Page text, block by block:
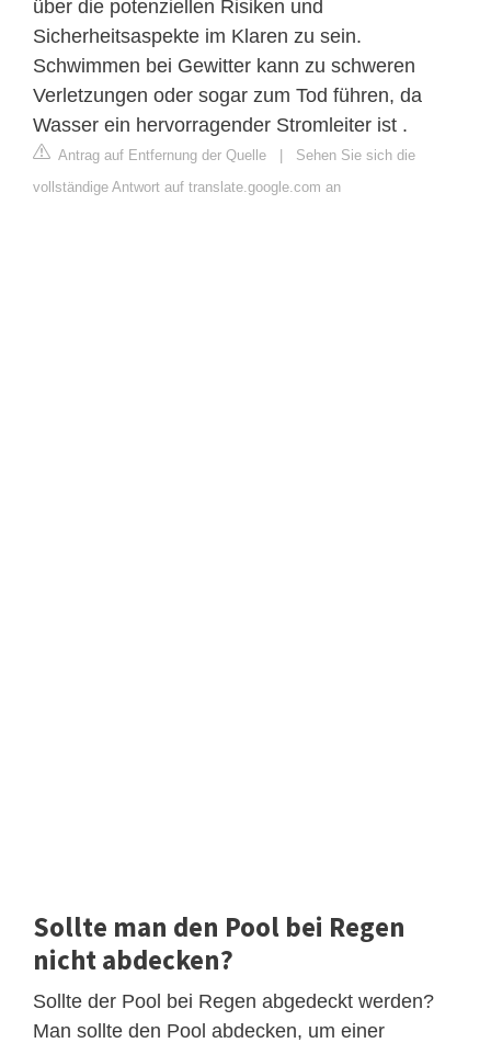
über die potenziellen Risiken und
Sicherheitsaspekte im Klaren zu sein.
Schwimmen bei Gewitter kann zu schweren
Verletzungen oder sogar zum Tod führen, da
Wasser ein hervorragender Stromleiter ist .
Antrag auf Entfernung der Quelle | Sehen Sie sich die
vollständige Antwort auf translate.google.com an
Sollte man den Pool bei Regen
nicht abdecken?
Sollte der Pool bei Regen abgedeckt werden?
Man sollte den Pool abdecken, um einer